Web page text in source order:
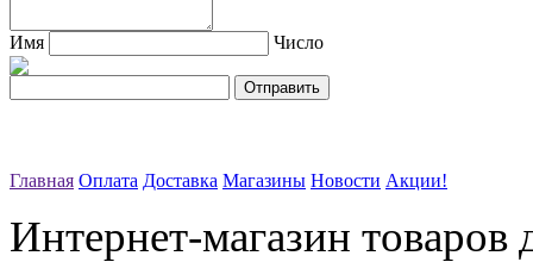
Имя Число
Главная Оплата Доставка Магазины Новости Акции!
Интернет-магазин